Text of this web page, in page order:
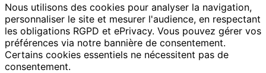
Nous utilisons des cookies pour analyser la navigation,
personnaliser le site et mesurer l'audience, en respectant
les obligations RGPD et ePrivacy. Vous pouvez gérer vos
préférences via notre bannière de consentement.
Certains cookies essentiels ne nécessitent pas de
consentement.